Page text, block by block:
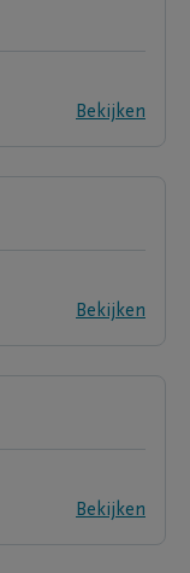
Bekijken
Bekijken
Bekijken